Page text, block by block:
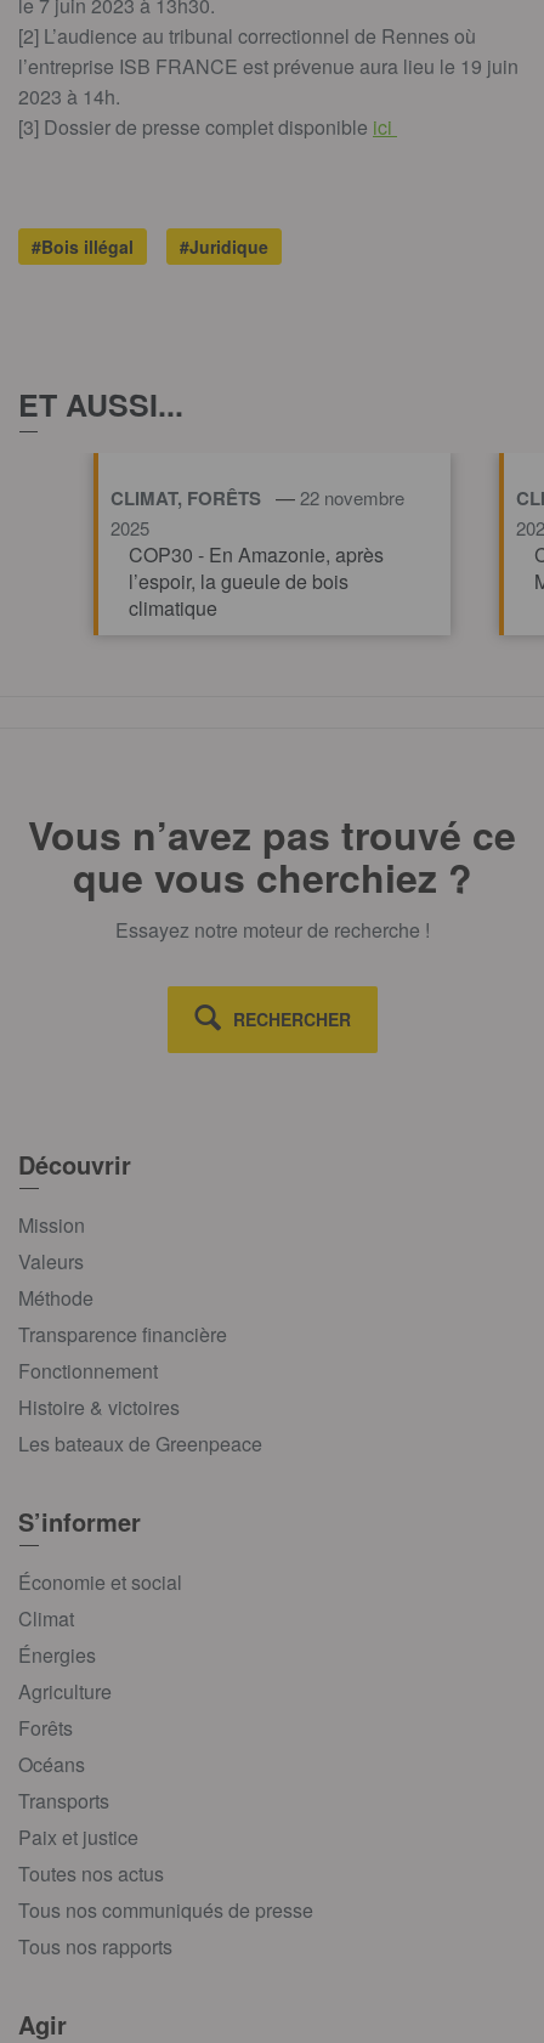
[2] L’audience au tribunal correctionnel de Rennes où
l’entreprise ISB FRANCE est prévenue aura lieu le 19 juin
2023 à 14h.
[3] Dossier de presse complet disponible ici
#Bois illégal #Juridique
ET AUSSI...
CLIMAT, FORÊTS —22 novembre
2025
COP30 - En Amazonie, après
l’espoir, la gueule de bois
climatique
Vous n’avez pas trouvé ce
que vous cherchiez ?
Essayez notre moteur de recherche !
RECHERCHER
Découvrir
Mission
Valeurs
Méthode
Transparence financière
Fonctionnement
Histoire & victoires
Les bateaux de Greenpeace
S’informer
Économie et social
Climat
Énergies
Agriculture
Forêts
Océans
Transports
Paix et justice
Toutes nos actus
Tous nos communiqués de presse
Tous nos rapports
Agir